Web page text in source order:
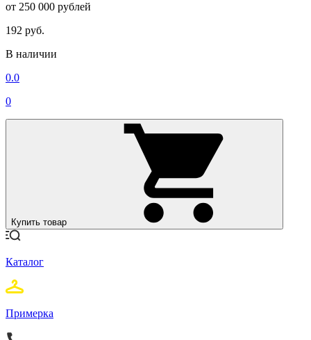
от 250 000 рублей
192 руб.
В наличии
0.0
0
Купить товар
Каталог
Примерка